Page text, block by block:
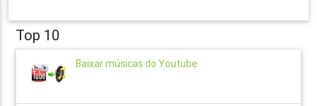
Top 10
Baixar músicas do Youtube